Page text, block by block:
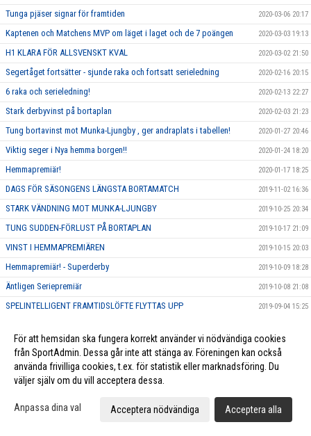
Tunga pjäser signar för framtiden 2020-03-06 20:17
Kaptenen och Matchens MVP om läget i laget och de 7 poängen 2020-03-03 19:13
H1 KLARA FÖR ALLSVENSKT KVAL 2020-03-02 21:50
Segertåget fortsätter - sjunde raka och fortsatt serieledning 2020-02-16 20:15
6 raka och serieledning! 2020-02-13 22:27
Stark derbyvinst på bortaplan 2020-02-03 21:23
Tung bortavinst mot Munka-Ljungby , ger andraplats i tabellen! 2020-01-27 20:46
Viktig seger i Nya hemma borgen!! 2020-01-24 18:20
Hemmapremiär! 2020-01-17 18:25
DAGS FÖR SÄSONGENS LÄNGSTA BORTAMATCH 2019-11-02 16:36
STARK VÄNDNING MOT MUNKA-LJUNGBY 2019-10-25 20:34
TUNG SUDDEN-FÖRLUST PÅ BORTAPLAN 2019-10-17 21:09
VINST I HEMMAPREMIÄREN 2019-10-15 20:03
Hemmapremiär! - Superderby 2019-10-09 18:28
Äntligen Seriepremiär 2019-10-08 21:08
SPELINTELLIGENT FRAMTIDSLÖFTE FLYTTAS UPP 2019-09-04 15:25
KLUBBEN SATSAR VIDARE PÅ EGNA TALANGER 2019-08-27 18:00
TALANGFULL DUO SKRIVER NYA AVTAL 2019-08-09 19:03
POÄNGMASKIN ÄR KLAR FÖR LUND
KRAFTFULL BACK ÄR KLAR FÖR HERR ELIT 2019-06-06 20:00
KARAKTÄRSSPELARE BLIR FÖRSTA NYFÖRVÄRVET FÖR HERR ELIT 2019-06-05 11:49
För att hemsidan ska fungera korrekt använder vi nödvändiga cookies
från SportAdmin. Dessa går inte att stänga av. Föreningen kan också
använda frivilliga cookies, t.ex. för statistik eller marknadsföring. Du
väljer själv om du vill acceptera dessa.
Anpassa dina val Acceptera nödvändiga Acceptera alla